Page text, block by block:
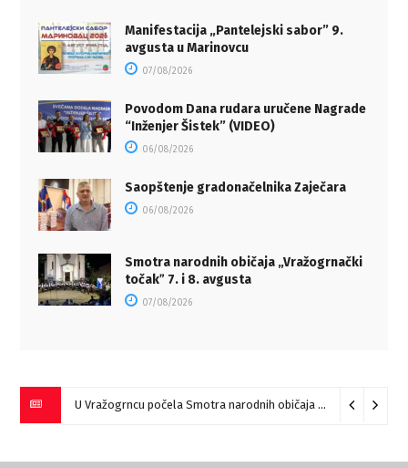
Manifestacija „Pantelejski sabor” 9.
avgusta u Marinovcu
07/08/2026
Povodom Dana rudara uručene Nagrade
“Inženjer Šistek” (VIDEO)
06/08/2026
Saopštenje gradonačelnika Zaječara
06/08/2026
Smotra narodnih običaja „Vražogrnački
točakˮ 7. i 8. avgusta
07/08/2026
U Vražogrncu počela Smotra narodnih običaja „Vražogrnački točak“